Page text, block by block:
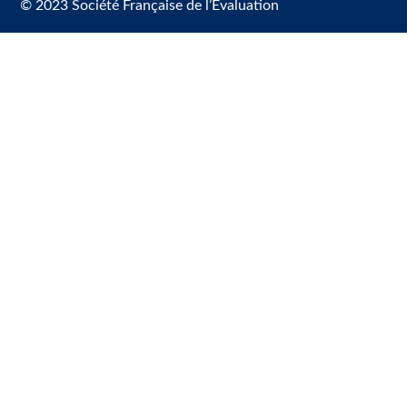
© 2023 Société Française de l’Évaluation